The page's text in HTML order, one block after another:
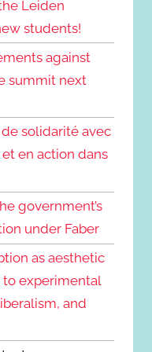
Leiden
students!
against
summit next
de solidarité avec
en action dans
government’s
under Faber
as aesthetic
experimental
and